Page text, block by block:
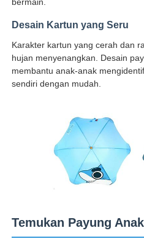
Payung Berjalan
Payung Kompak
Payung Badai
Payung Buka Otomatis
Payung terbalik
Desain Kartun yang Seru
Karakter kartun yang cerah dan
hujan menyenangkan. Desain
membantu anak-anak
sendiri dengan mudah.
Temukan Payung